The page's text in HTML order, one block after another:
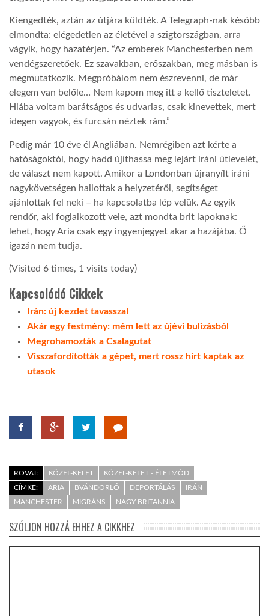
Kiengedték, aztán az útjára küldték. A Telegraph-nak később
elmondta: elégedetlen az életével a szigtországban, arra
vágyik, hogy hazatérjen. “Az emberek Manchesterben nem
vendégszeretőek. Ez szavakban, erőszakban, meg másban is
megmutatkozik. Megpróbálom nem észrevenni, de már
elegem van belőle… Nem kapom meg itt a kellő tiszteletet.
Hiába voltam barátságos és udvarias, csak kinevettek, mert
idegen vagyok, és furcsán néztek rám.”
Pedig már 10 éve él Angliában. Nemrégiben azt kérte a
hatóságoktól, hogy hadd újíthassa meg lejárt iráni útlevelét,
de választ nem kapott. Amikor a Londonban újranyílt iráni
nagykövetségen hallottak a helyzetéről, segítséget
ajánlottak fel neki – ha kapcsolatba lép velük. Az egyik
rendőr, aki foglalkozott vele, azt mondta brit lapoknak:
lehet, hogy Aria csak egy ingyenjegyet akar a hazájába. Ő
igazán nem tudja.
(Visited 6 times, 1 visits today)
Kapcsolódó Cikkek
Irán: új kezdet tavasszal
Akár egy festmény: mém lett az újévi bulizásból
Megrohamozták a Csalagutat
Visszafordították a gépet, mert rossz hírt kaptak az
utasok
ROVAT: KÖZEL-KELET
KÖZEL-KELET - ÉLETMÓD
CÍMKE:
ARIA BVÁNDORLÓ DEPORTÁLÁS
IRÁN
MANCHESTER
MIGRÁNS NAGY-BRITANNIA
SZÓLJON HOZZÁ EHHEZ A CIKKHEZ